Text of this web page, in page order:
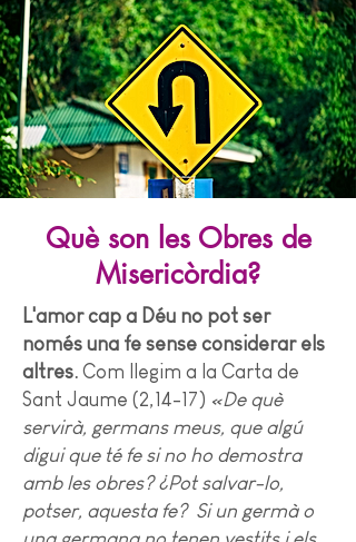
Què son les Obres de
Misericòrdia?
L'amor cap a Déu no pot ser
només una fe sense considerar els
altres. Com llegim a la Carta de
Sant Jaume (2,14-17) «De què
servirà, germans meus, que algú
digui que té fe si no ho demostra
amb les obres? ¿Pot salvar-lo,
potser, aquesta fe? Si un germà o